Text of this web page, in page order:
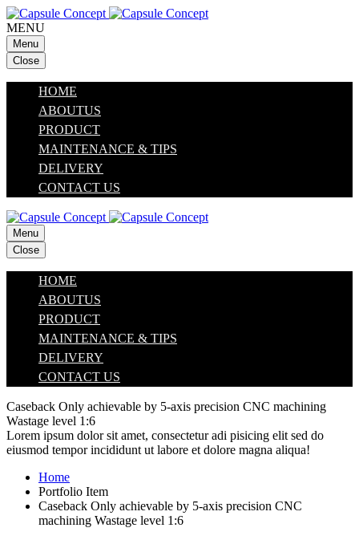
MENU
Menu
Close
HOME
ABOUTUS
PRODUCT
MAINTENANCE & TIPS
DELIVERY
CONTACT US
Menu
Close
HOME
ABOUTUS
PRODUCT
MAINTENANCE & TIPS
DELIVERY
CONTACT US
Caseback Only achievable by 5-axis precision CNC machining
Wastage level 1:6
Lorem ipsum dolor sit amet, consectetur adi pisicing elit sed do
eiusmod tempor incididunt ut labore et dolore magna aliqua!
Home
Portfolio Item
Caseback Only achievable by 5-axis precision CNC
machining Wastage level 1:6